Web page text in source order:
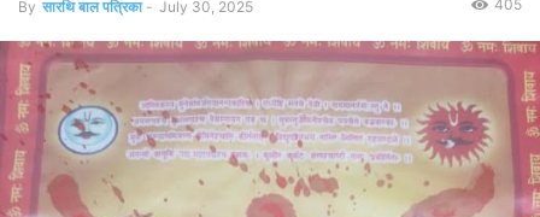
By सारथि बाल पत्रिका - July 30, 2025 405